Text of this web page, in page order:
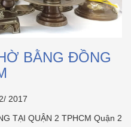
BẰNG ĐỒNG
2017
TẠI QUẬN 2 TPHCM Quận 2